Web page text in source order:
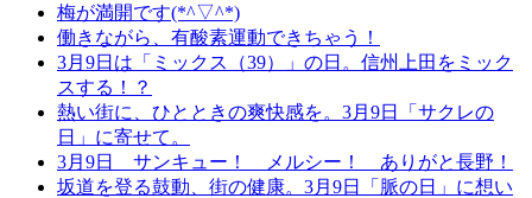
梅が満開です(*^▽^*)
働きながら、有酸素運動できちゃう！
3月9日は「ミックス（39）」の日。信州上田をミック
スする！？
熱い街に、ひとときの爽快感を。3月9日「サクレの
日」に寄せて。
3月9日 サンキュー！ メルシー！ ありがと長野！
坂道を登る鼓動、街の健康。3月9日「脈の日」に想い